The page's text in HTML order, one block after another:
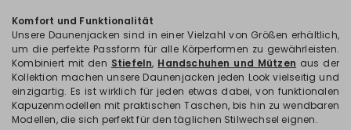
Komfort und Funktionalität
Unsere Daunenjacken sind in einer Vielzahl von Größen erhältlich,
um die perfekte Passform für alle Körperformen zu gewährleisten.
Kombiniert mit den Stiefeln, Handschuhen und Mützen aus der
Kollektion machen unsere Daunenjacken jeden Look vielseitig und
einzigartig. Es ist wirklich für jeden etwas dabei, von funktionalen
Kapuzenmodellen mit praktischen Taschen, bis hin zu wendbaren
Modellen, die sich perfekt für den täglichen Stilwechsel eignen.